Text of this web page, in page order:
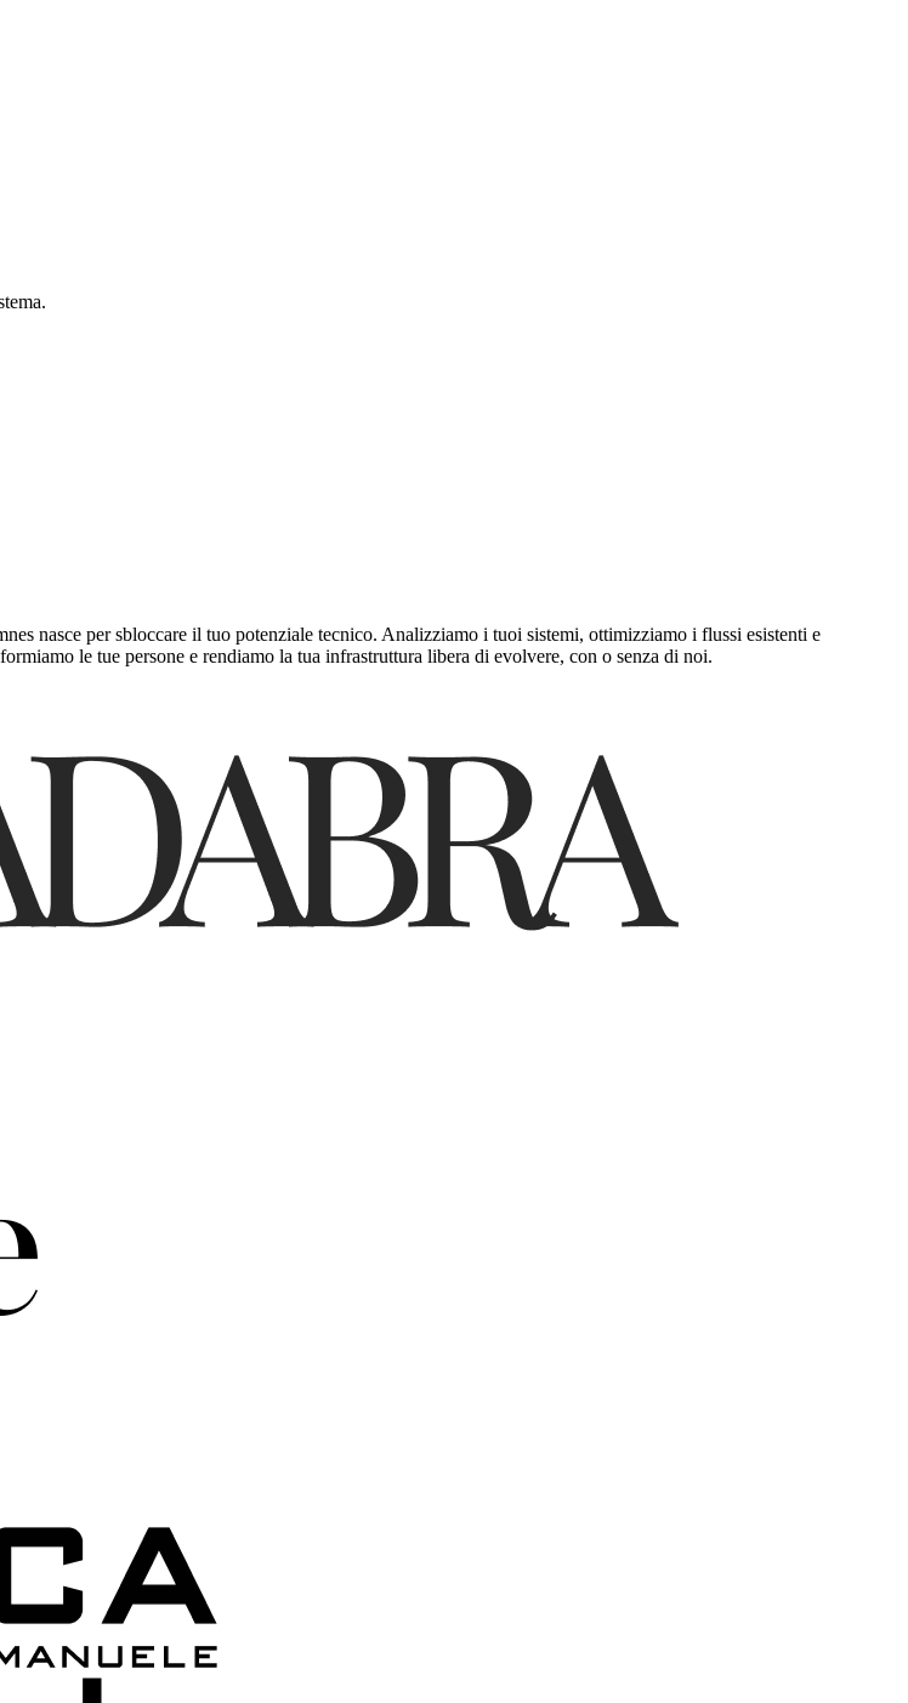
nasce per sbloccare il tuo potenziale tecnico. Analizziamo i tuoi sistemi, ottimizziamo i flussi esistenti e
le tue persone e rendiamo la tua infrastruttura libera di evolvere, con o senza di noi.